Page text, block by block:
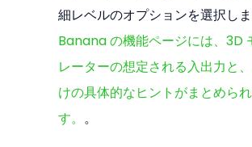
細レベルのオプションを選択しま
Banana の機能ページには、3D
レーターの想定される入出力と
けの具体的なヒントがまとめら
す。 。